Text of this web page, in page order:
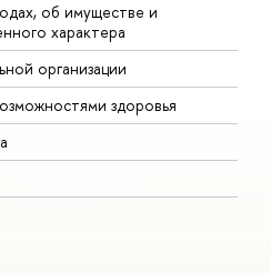
об имуществе и
характера
организации
здоровья